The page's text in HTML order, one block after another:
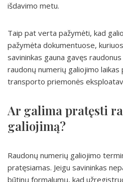
išdavimo metu.
Taip pat verta pažymėti, kad
pažymėta dokumentuose,
savininkas gauna gavęs
raudonų numerių galiojimo laikas
transporto priemonės
Ar galima pratęsti
galiojimą?
Raudonų numerių galiojimo
pratęsiamas. Jeigu savininkas
būtinų formalumų, kad